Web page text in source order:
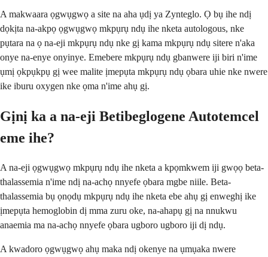
A makwaara ọgwụgwọ a site na aha ụdị ya Zynteglo. Ọ bụ ihe ndị
dọkịta na-akpọ ọgwụgwọ mkpụrụ ndụ ihe nketa autologous, nke
pụtara na ọ na-eji mkpụrụ ndụ nke gị kama mkpụrụ ndụ sitere n'aka
onye na-enye onyinye. Emebere mkpụrụ ndụ gbanwere iji biri n'ime
ụmị ọkpụkpụ gị wee malite ịmepụta mkpụrụ ndụ ọbara uhie nke nwere
ike iburu oxygen nke ọma n'ime ahụ gị.
Gịnị ka a na-eji Betibeglogene Autotemcel
eme ihe?
A na-eji ọgwụgwọ mkpụrụ ndụ ihe nketa a kpọmkwem iji gwọọ beta-
thalassemia n'ime ndị na-achọ nnyefe ọbara mgbe niile. Beta-
thalassemia bụ ọnọdụ mkpụrụ ndụ ihe nketa ebe ahụ gị enweghị ike
ịmepụta hemoglobin dị mma zuru oke, na-ahapụ gị na nnukwu
anaemia ma na-achọ nnyefe ọbara ugboro ugboro iji dị ndụ.
A kwadoro ọgwụgwọ ahụ maka ndị okenye na ụmụaka nwere